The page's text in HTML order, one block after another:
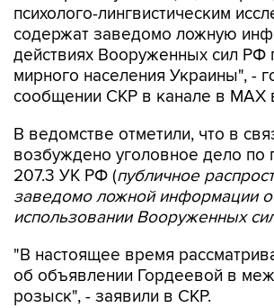
психолого-лингвистическим
содержат заведомо ложную
действиях Вооруженных сил РФ
мирного населения Украины", -
сообщении СКР в канале в MAX
В ведомстве отметили, что в
возбуждено уголовное дело по
207.3 УК РФ (публичное
заведомо ложной информации
использовании Вооруженных
"В настоящее время
об объявлении Гордеевой в
розыск", - заявили в СКР.